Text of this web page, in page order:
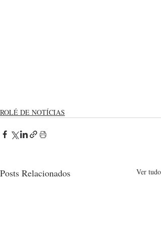
ROLÉ DE NOTÍCIAS
Posts Relacionados Ver tudo